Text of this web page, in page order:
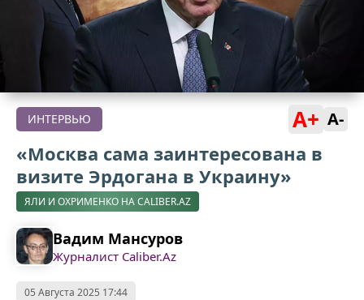
ИНТЕРВЬЮ A+ A-
«Москва сама заинтересована в
визите Эрдогана в Украину»
ЯЛИ И ОХРИМЕНКО НА CALIBER.AZ
Вадим Мансуров
Журналист Caliber.Az
05 Августа 2025 17:44